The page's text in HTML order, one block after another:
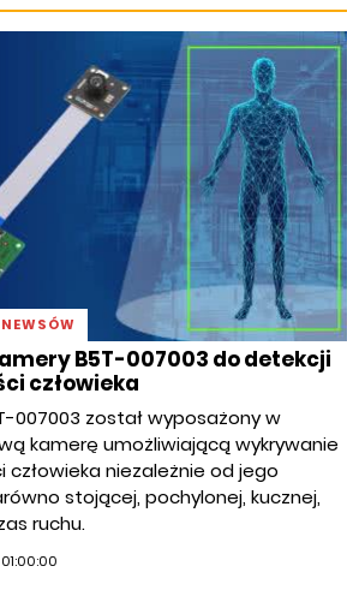
B5T-007003 do detekcji
człowieka
007003 został wyposażony w
kamerę umożliwiającą wykrywanie
człowieka niezależnie od jego
stojącej, pochylonej, kucznej,
ruchu.